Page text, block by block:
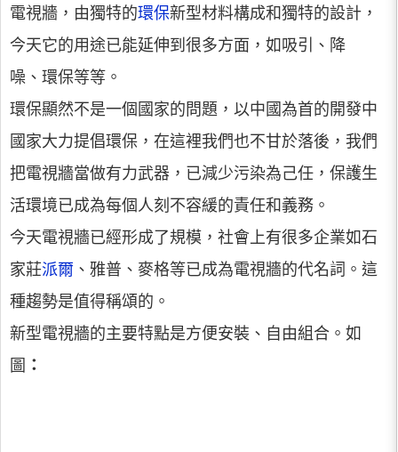
電視牆，由獨特的環保新型材料構成和獨特的設計，
今天它的用途已能延伸到很多方面，如吸引、降
噪、環保等等。
環保顯然不是一個國家的問題，以中國為首的開發中
國家大力提倡環保，在這裡我們也不甘於落後，我們
把電視牆當做有力武器，已減少污染為己任，保護生
活環境已成為每個人刻不容緩的責任和義務。
今天電視牆已經形成了規模，社會上有很多企業如石
家莊派爾 、雅普、麥格等已成為電視牆的代名詞。這
種趨勢是值得稱頌的。
新型電視牆的主要特點是方便安裝、自由組合。如
圖 ：